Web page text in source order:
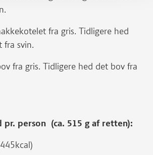
fra gris. Tidligere hed
fra svin.
fra gris. Tidligere hed det bov fra
person (ca. 515 g af retten):